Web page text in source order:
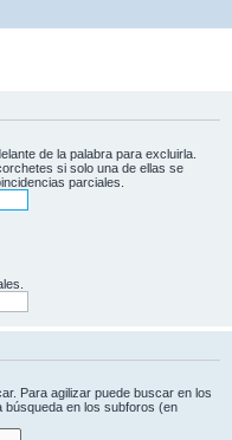
de la palabra para excluirla.
si solo una de ellas se
parciales.
Para agilizar puede buscar en los
búsqueda en los subforos (en